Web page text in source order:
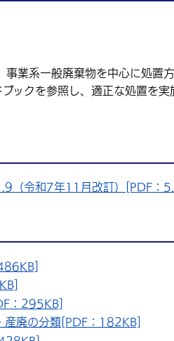
業系一般廃棄物を中心に処置
ックを参照し、適正な処置を実
（令和7年11月改訂）[PDF：
：295KB]
産廃の分類[PDF：182KB]